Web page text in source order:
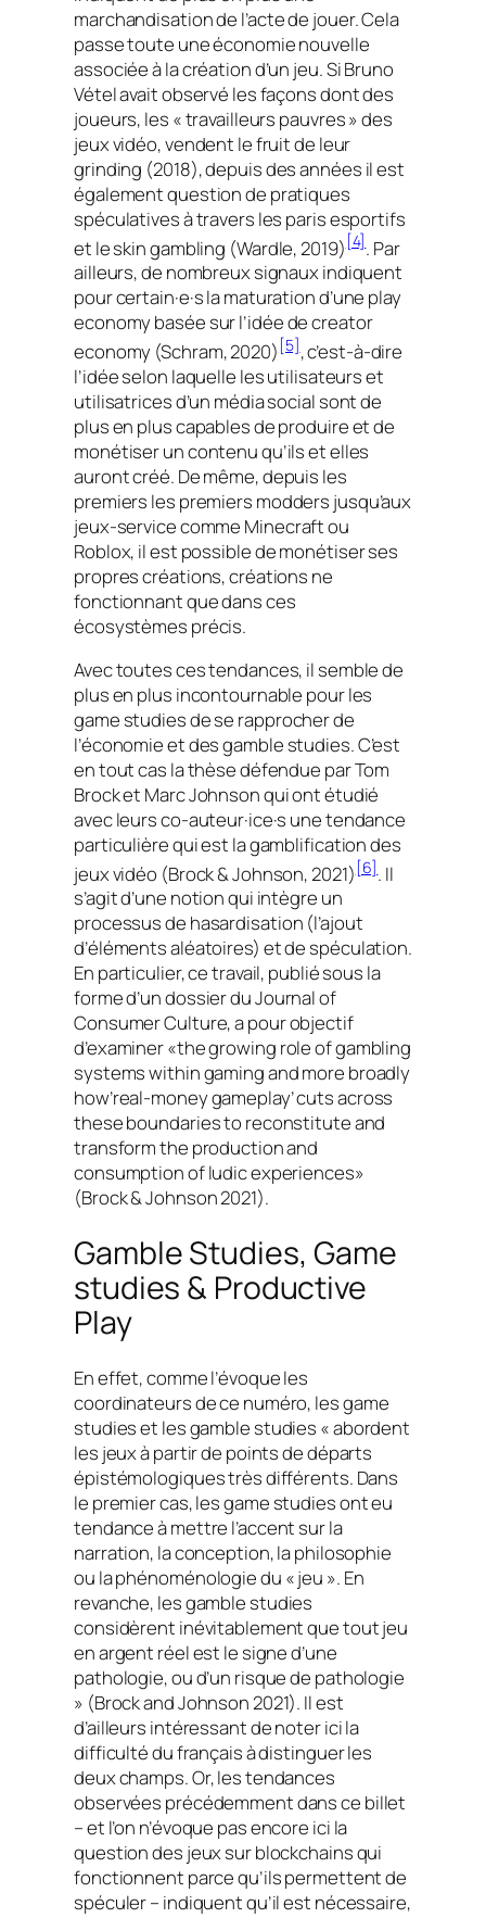
marchandisation de l’acte de jouer. Cela
passe toute une économie nouvelle
associée à la création d’un jeu. Si Bruno
Vétel avait observé les façons dont des
joueurs, les « travailleurs pauvres » des
jeux vidéo, vendent le fruit de leur
grinding (2018), depuis des années il est
également question de pratiques
spéculatives à travers les paris esportifs
et leskin gambling (Wardle, 2019)[4]. Par
ailleurs, de nombreux signaux indiquent
pour certain·e·s la maturation d’une play
economybasée sur l’idée decreator
economy (Schram, 2020)[5],c’est-à-dire
l’idée selon laquelle les utilisateurs et
utilisatrices d’un média social sont de
plus en plus capables de produire et de
monétiser un contenu qu’ils et elles
auront créé. De même, depuis les
premiers les premiers modders jusqu’aux
jeux-service comme Minecraftou
Roblox, il est possible de monétiser ses
propres créations, créations ne
fonctionnant que dans ces
écosystèmes précis.
Avec toutes ces tendances, il semble de
plus en plus incontournable pour les
game studiesde se rapprocher de
l’économie et desgamble studies.C’est
en tout cas la thèse défendue par Tom
Brock et Marc Johnson qui ont étudié
avec leurs co-auteur·ice·s une tendance
particulière qui est lagamblificationdes
jeux vidéo (Brock & Johnson, 2021)[6]. Il
s’agit d’une notion qui intègre un
processus de hasardisation (l’ajout
d’éléments aléatoires) et de spéculation.
En particulier, ce travail, publié sous la
forme d’un dossier duJournal of
Consumer Culture, a pour objectif
d’examiner «the growing role of gambling
systems within gaming and more broadly
how’real-money gameplay’ cuts across
these boundaries to reconstitute and
transform the production and
consumption of ludic experiences»
(Brock & Johnson 2021).
Gamble Studies, Game
studies & Productive
Play
En effet, comme l’évoque les
coordinateurs de ce numéro, lesgame
studieset lesgamble studies « abordent
les jeux à partir de points de départs
épistémologiques très différents. Dans
le premier cas, lesgame studiesont eu
tendance à mettre l’accent sur la
narration, la conception, la philosophie
ou la phénoménologie du « jeu ». En
revanche, lesgamble studies
considèrent inévitablement que tout jeu
en argent réel est le signe d’une
pathologie, ou d’un risque de pathologie
» (Brock and Johnson 2021). Il est
d’ailleurs intéressant de noter ici la
difficulté du français à distinguer les
deux champs. Or, les tendances
observées précédemment dans ce billet
– et l’on n’évoque pas encore ici la
question des jeux sur blockchains qui
fonctionnent parce qu’ils permettent de
spéculer – indiquent qu’il est nécessaire,